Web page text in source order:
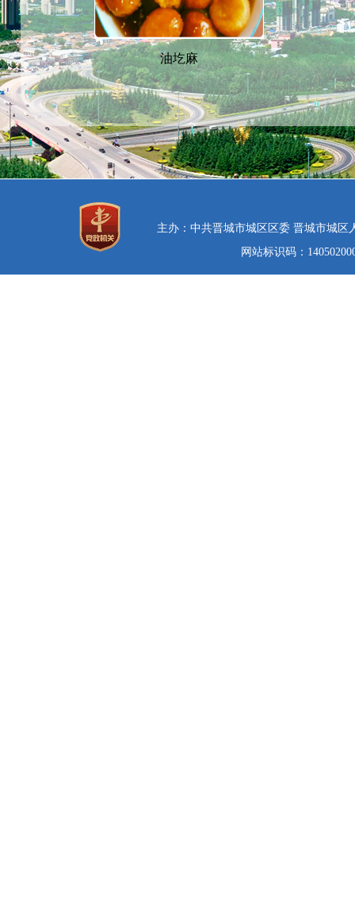
油圪麻
主办：中共晋城市城区区委 晋城市城区
网站标识码：